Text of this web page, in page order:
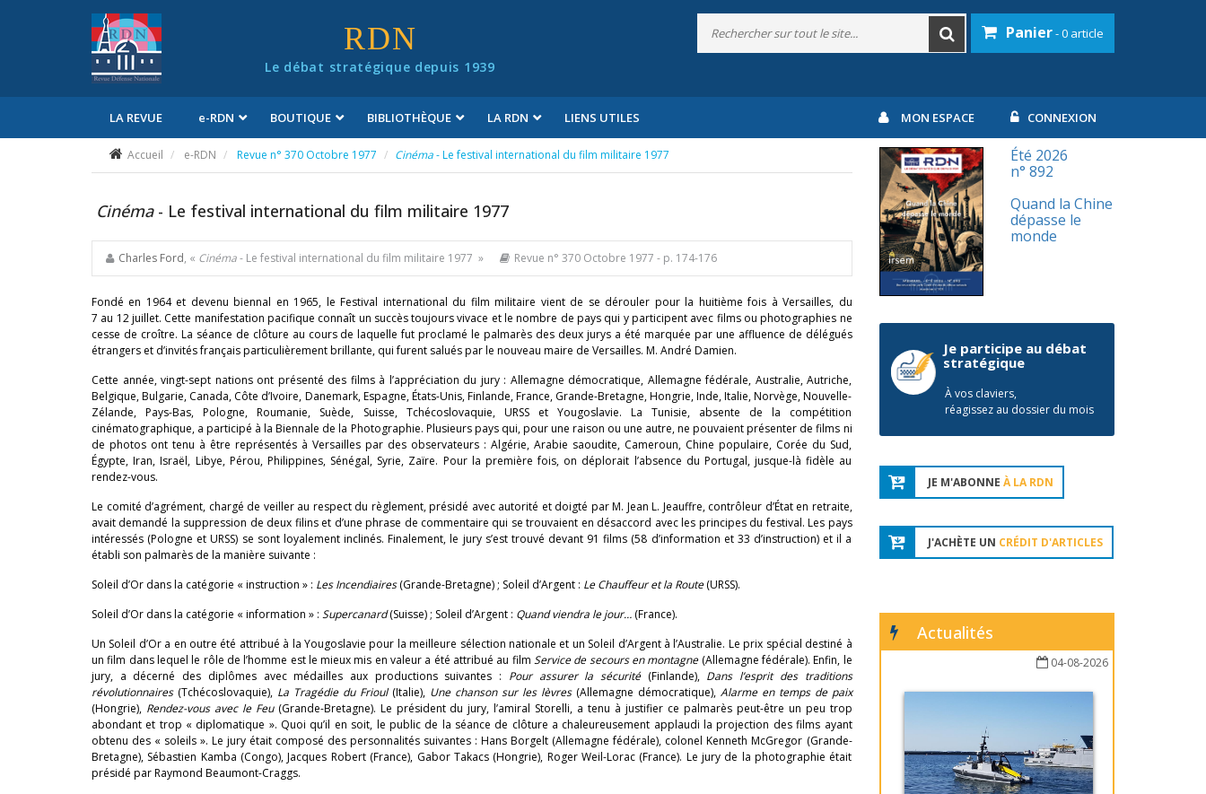
RDN
Le débat stratégique depuis 1939
Panier- 0 article
LA REVUE e-RDN BOUTIQUE BIBLIOTHÈQUE LA RDN LIENS UTILES MON ESPACE CONNEXION
Accueil e-RDN Revue n° 370 Octobre 1977 Cinéma- Le festival international du film militaire 1977
Cinéma - Le festival international du film militaire 1977
Charles Ford, « Cinéma- Le festival international du film militaire 1977 » Revue n° 370 Octobre 1977 - p. 174-176
Fondé en 1964 et devenu biennal en 1965, le Festival international du film militaire vient de se dérouler pour la huitième fois à Versailles, du
7 au 12 juillet. Cette manifestation pacifique connaît un succès toujours vivace et le nombre de pays qui y participent avec films ou photographies ne
cesse de croître. La séance de clôture au cours de laquelle fut proclamé le palmarès des deux jurys a été marquée par une affluence de délégués
étrangers et d’invités français particulièrement brillante, qui furent salués par le nouveau maire de Versailles. M. André Damien.
Cette année, vingt-sept nations ont présenté des films à l’appréciation du jury : Allemagne démocratique, Allemagne fédérale, Australie, Autriche,
Belgique, Bulgarie, Canada, Côte d’Ivoire, Danemark, Espagne, États-Unis, Finlande, France, Grande-Bretagne, Hongrie, Inde, Italie, Norvège, Nouvelle-
Zélande, Pays-Bas, Pologne, Roumanie, Suède, Suisse, Tchécoslovaquie, URSS et Yougoslavie. La Tunisie, absente de la compétition
cinématographique, a participé à la Biennale de la Photographie. Plusieurs pays qui, pour une raison ou une autre, ne pouvaient présenter de films ni
de photos ont tenu à être représentés à Versailles par des observateurs : Algérie, Arabie saoudite, Cameroun, Chine populaire, Corée du Sud,
Égypte, Iran, Israël, Libye, Pérou, Philippines, Sénégal, Syrie, Zaïre. Pour la première fois, on déplorait l’absence du Portugal, jusque-là fidèle au
rendez-vous.
Le comité d’agrément, chargé de veiller au respect du règlement, présidé avec autorité et doigté par M. Jean L. Jeauffre, contrôleur d’État en retraite,
avait demandé la suppression de deux filins et d’une phrase de commentaire qui se trouvaient en désaccord avec les principes du festival. Les pays
intéressés (Pologne et URSS) se sont loyalement inclinés. Finalement, le jury s’est trouvé devant 91 films (58 d’information et 33 d’instruction) et il a
établi son palmarès de la manière suivante :
Soleil d’Or dans la catégorie « instruction » : Les Incendiaires(Grande-Bretagne) ; Soleil d’Argent : Le Chauffeur et la Route(URSS).
Soleil d’Or dans la catégorie « information » : Supercanard(Suisse) ; Soleil d’Argent : Quand viendra le jour… (France).
Un Soleil d’Or a en outre été attribué à la Yougoslavie pour la meilleure sélection nationale et un Soleil d’Argent à l’Australie. Le prix spécial destiné à
un film dans lequel le rôle de l’homme est le mieux mis en valeur a été attribué au film Service de secours en montagne (Allemagne fédérale). Enfin, le
jury, a décerné des diplômes avec médailles aux productions suivantes : Pour assurer la sécurité (Finlande), Dans l’esprit des traditions
révolutionnaires (Tchécoslovaquie), La Tragédie du Frioul (Italie), Une chanson sur les lèvres (Allemagne démocratique), Alarme en temps de paix
(Hongrie), Rendez-vous avec le Feu (Grande-Bretagne). Le président du jury, l’amiral Storelli, a tenu à justifier ce palmarès peut-être un peu trop
abondant et trop « diplomatique ». Quoi qu’il en soit, le public de la séance de clôture a chaleureusement applaudi la projection des films ayant
obtenu des « soleils ». Le jury était composé des personnalités suivantes : Hans Borgelt (Allemagne fédérale), colonel Kenneth McGregor (Grande-
Bretagne), Sébastien Kamba (Congo), Jacques Robert (France), Gabor Takacs (Hongrie), Roger Weil-Lorac (France). Le jury de la photographie était
présidé par Raymond Beaumont-Craggs.
Été 2026
n° 892
Quand la Chine
dépasse le
monde
Je participe au débat
stratégique
À vos claviers,
réagissez au dossier du mois
JE M'ABONNE À LA RDN
J'ACHÈTE UN CRÉDIT D'ARTICLES
Actualités
04-08-2026